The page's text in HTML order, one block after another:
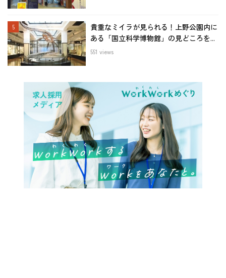
貴重なミイラが見られる！上野公園内に
ある「国立科学博物館」の見どころを...
551 views